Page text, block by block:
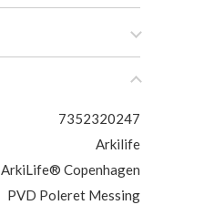
7352320247
Arkilife
ArkiLife® Copenhagen
PVD Poleret Messing